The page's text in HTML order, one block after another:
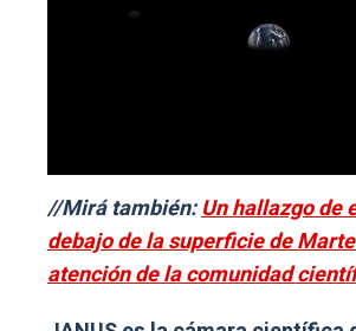
//Mirá también:Un hallazgo de
debajo de la superficie de
atención de la comunidad